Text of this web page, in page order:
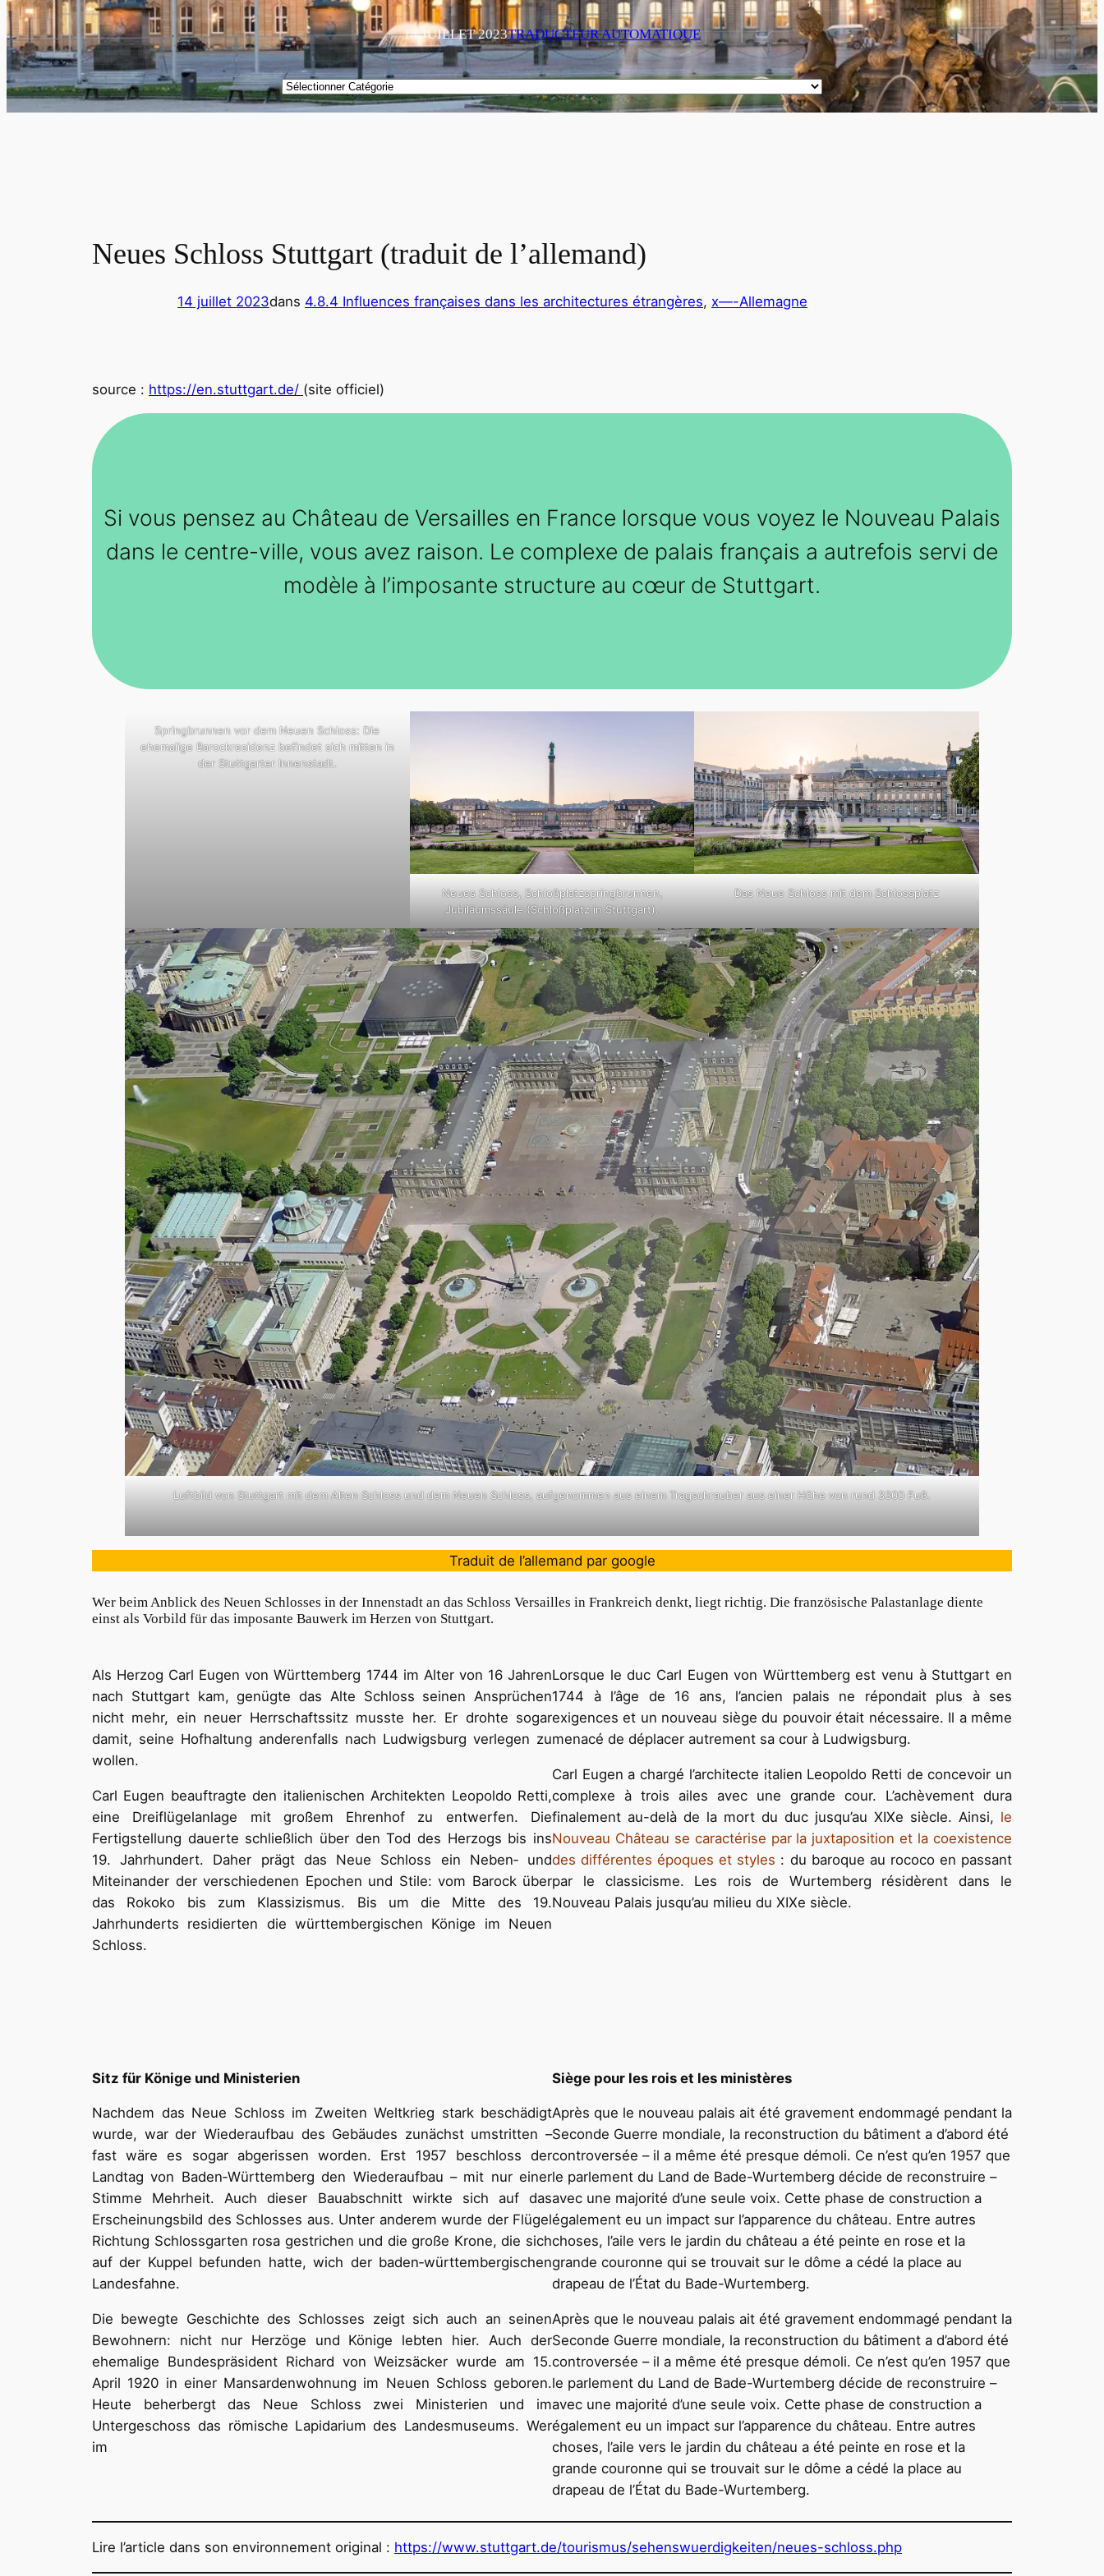
14 JUILLET 2023TRADUCTEUR AUTOMATIQUE
Catégories
Neues Schloss Stuttgart (traduit de l’allemand)
14 juillet 2023dans 4.8.4 Influences françaises dans les architectures étrangères, x—-Allemagne
source : https://en.stuttgart.de/ (site officiel)
Si vous pensez au Château de Versailles en France lorsque vous voyez le Nouveau Palais
dans le centre-ville, vous avez raison. Le complexe de palais français a autrefois servi de
modèle à l’imposante structure au cœur de Stuttgart.
Springbrunnen vor dem Neuen Schloss: Die
ehemalige Barockresidenz befindet sich mitten in
der Stuttgarter Innenstadt.
Neues Schloss, Schloßplatzspringbrunnen,
Jubiläumssäule (Schloßplatz in Stuttgart).
Das Neue Schloss mit dem Schlossplatz
Luftbild von Stuttgart mit dem Alten Schloss und dem Neuen Schloss, aufgenommen aus einem Tragschrauber aus einer Höhe von rund 3300 Fuß.
Traduit de l’allemand par google
Wer beim Anblick des Neuen Schlosses in der Innenstadt an das Schloss Versailles in Frankreich denkt, liegt richtig. Die französische Palastanlage diente
einst als Vorbild für das imposante Bauwerk im Herzen von Stuttgart.
Als Herzog Carl Eugen von Württemberg 1744 im Alter von 16 Jahren
nach Stuttgart kam, genügte das Alte Schloss seinen Ansprüchen
nicht mehr, ein neuer Herrschaftssitz musste her. Er drohte sogar
damit, seine Hofhaltung anderenfalls nach Ludwigsburg verlegen zu
wollen.
Carl Eugen beauftragte den italienischen Architekten Leopoldo Retti,
eine Dreiflügelanlage mit großem Ehrenhof zu entwerfen. Die
Fertigstellung dauerte schließlich über den Tod des Herzogs bis ins
19. Jahrhundert. Daher prägt das Neue Schloss ein Neben‐ und
Miteinander der verschiedenen Epochen und Stile: vom Barock über
das Rokoko bis zum Klassizismus. Bis um die Mitte des 19.
Jahrhunderts residierten die württembergischen Könige im Neuen
Schloss.
Lorsque le duc Carl Eugen von Württemberg est venu à Stuttgart en
1744 à l’âge de 16 ans, l’ancien palais ne répondait plus à ses
exigences et un nouveau siège du pouvoir était nécessaire. Il a même
menacé de déplacer autrement sa cour à Ludwigsburg.
Carl Eugen a chargé l’architecte italien Leopoldo Retti de concevoir un
complexe à trois ailes avec une grande cour. L’achèvement dura
finalement au-delà de la mort du duc jusqu’au XIXe siècle. Ainsi, le
Nouveau Château se caractérise par la juxtaposition et la coexistence
des différentes époques et styles : du baroque au rococo en passant
par le classicisme. Les rois de Wurtemberg résidèrent dans le
Nouveau Palais jusqu’au milieu du XIXe siècle.
Sitz für Könige und Ministerien
Nachdem das Neue Schloss im Zweiten Weltkrieg stark beschädigt
wurde, war der Wiederaufbau des Gebäudes zunächst umstritten –
fast wäre es sogar abgerissen worden. Erst 1957 beschloss der
Landtag von Baden‐Württemberg den Wiederaufbau – mit nur einer
Stimme Mehrheit. Auch dieser Bauabschnitt wirkte sich auf das
Erscheinungsbild des Schlosses aus. Unter anderem wurde der Flügel
Richtung Schlossgarten rosa gestrichen und die große Krone, die sich
auf der Kuppel befunden hatte, wich der baden‐württembergischen
Landesfahne.
Die bewegte Geschichte des Schlosses zeigt sich auch an seinen
Bewohnern: nicht nur Herzöge und Könige lebten hier. Auch der
ehemalige Bundespräsident Richard von Weizsäcker wurde am 15.
April 1920 in einer Mansardenwohnung im Neuen Schloss geboren.
Heute beherbergt das Neue Schloss zwei Ministerien und im
Untergeschoss das römische Lapidarium des Landesmuseums. Wer
im
Siège pour les rois et les ministères
Après que le nouveau palais ait été gravement endommagé pendant la
Seconde Guerre mondiale, la reconstruction du bâtiment a d’abord été
controversée – il a même été presque démoli. Ce n’est qu’en 1957 que
le parlement du Land de Bade-Wurtemberg décide de reconstruire –
avec une majorité d’une seule voix. Cette phase de construction a
également eu un impact sur l’apparence du château. Entre autres
choses, l’aile vers le jardin du château a été peinte en rose et la
grande couronne qui se trouvait sur le dôme a cédé la place au
drapeau de l’État du Bade-Wurtemberg.
Après que le nouveau palais ait été gravement endommagé pendant la
Seconde Guerre mondiale, la reconstruction du bâtiment a d’abord été
controversée – il a même été presque démoli. Ce n’est qu’en 1957 que
le parlement du Land de Bade-Wurtemberg décide de reconstruire –
avec une majorité d’une seule voix. Cette phase de construction a
également eu un impact sur l’apparence du château. Entre autres
choses, l’aile vers le jardin du château a été peinte en rose et la
grande couronne qui se trouvait sur le dôme a cédé la place au
drapeau de l’État du Bade-Wurtemberg.
Lire l’article dans son environnement original : https://www.stuttgart.de/tourismus/sehenswuerdigkeiten/neues-schloss.php